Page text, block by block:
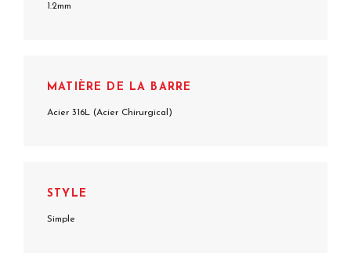
1.2mm
MATIÈRE DE LA BARRE
Acier 316L (Acier Chirurgical)
STYLE
Simple